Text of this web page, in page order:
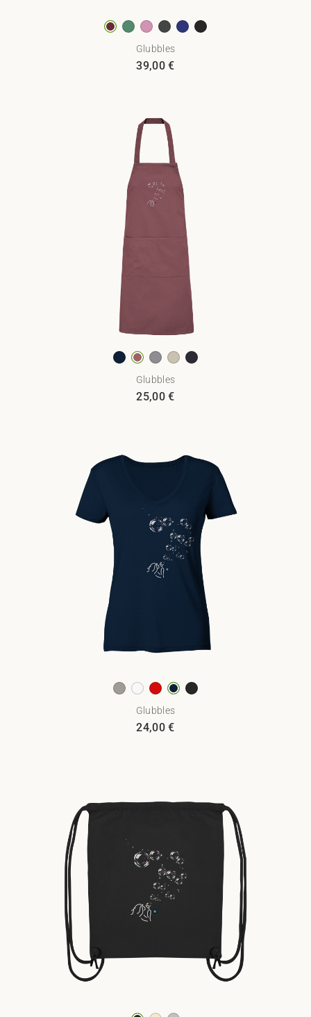
Glubbles
39,00€
Glubbles
25,00€
Glubbles
24,00€